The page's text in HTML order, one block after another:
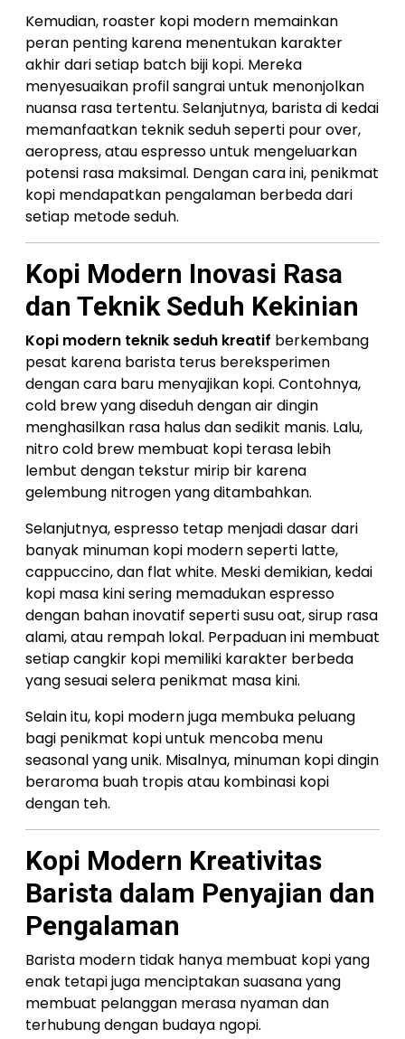
Kemudian, roaster kopi modern memainkan
peran penting karena menentukan karakter
akhir dari setiap batch biji kopi. Mereka
menyesuaikan profil sangrai untuk menonjolkan
nuansa rasa tertentu. Selanjutnya, barista di kedai
memanfaatkan teknik seduh seperti pour over,
aeropress, atau espresso untuk mengeluarkan
potensi rasa maksimal. Dengan cara ini, penikmat
kopi mendapatkan pengalaman berbeda dari
setiap metode seduh.
Kopi Modern Inovasi Rasa
dan Teknik Seduh Kekinian
Kopi modern teknik seduh kreatif berkembang
pesat karena barista terus bereksperimen
dengan cara baru menyajikan kopi. Contohnya,
cold brew yang diseduh dengan air dingin
menghasilkan rasa halus dan sedikit manis. Lalu,
nitro cold brew membuat kopi terasa lebih
lembut dengan tekstur mirip bir karena
gelembung nitrogen yang ditambahkan.
Selanjutnya, espresso tetap menjadi dasar dari
banyak minuman kopi modern seperti latte,
cappuccino, dan flat white. Meski demikian, kedai
kopi masa kini sering memadukan espresso
dengan bahan inovatif seperti susu oat, sirup rasa
alami, atau rempah lokal. Perpaduan ini membuat
setiap cangkir kopi memiliki karakter berbeda
yang sesuai selera penikmat masa kini.
Selain itu, kopi modern juga membuka peluang
bagi penikmat kopi untuk mencoba menu
seasonal yang unik. Misalnya, minuman kopi dingin
beraroma buah tropis atau kombinasi kopi
dengan teh.
Kopi Modern Kreativitas
Barista dalam Penyajian dan
Pengalaman
Barista modern tidak hanya membuat kopi yang
enak tetapi juga menciptakan suasana yang
membuat pelanggan merasa nyaman dan
terhubung dengan budaya ngopi.